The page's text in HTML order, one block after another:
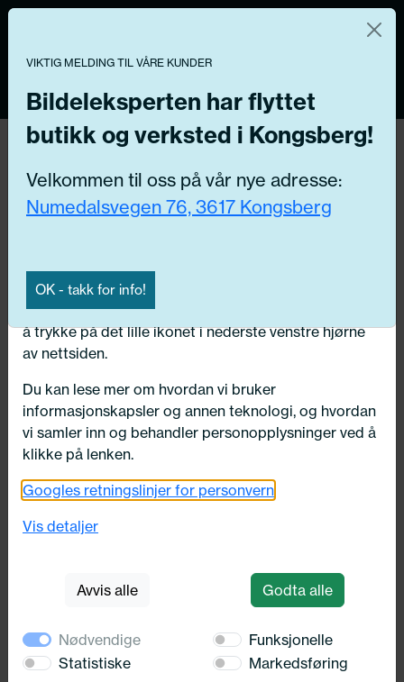
Få riktig del til bilen din ved å legge inn
N
Velg kjøretøy
Drivverk
Motor, Drivstoff og Eksos
Karosseri, tilbehør og diverse
Karosseri
Bilens bakdel
Vi og våre forretningspartnere bruker teknologier,
inkludert informasjonskapsler/«cookies» til å samle
informasjon om deg for forskjellige formål, inkludert:
Funksjonelle, Statistiske, Markedsføring
Ved å trykke «Godta» gir du din tillatelse til alle disse
formålene. Du kan også velge formålet du vil
innstillingene».
Du kan trekke tilbake samtykket ditt til enhver tid ved
å trykke på det lille ikonet i nederste venstre hjørne
av nettsiden.
Du kan lese mer om hvordan vi bruker
informasjonskapsler og annen teknologi, og hvordan
vi samler inn og behandler personopplysninger ved å
klikke på lenken.
Googles retningslinjer for personvern
Vis detaljer
Avvis alle Godta alle
Nødvendige
Funksjonelle
Statistiske
Markedsføring
VIKTIG MELDING TIL VÅRE KUNDER
Bildeleksperten har flyttet
butikk og verksted i Kongsberg!
Velkommen til oss på vår nye adresse:
Numedalsvegen 76, 3617 Kongsberg
OK - takk for info!